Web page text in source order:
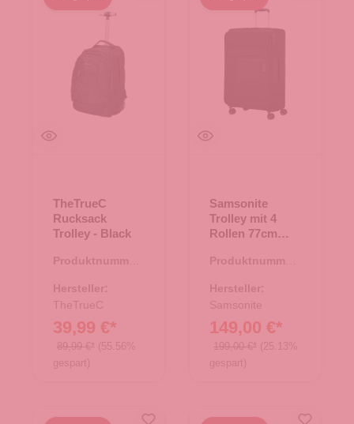
TheTrueC
Rucksack
Trolley - Black
Produktnummer:
Hersteller:
TheTrueC
39,99 €*
89,99 €* (55.56%
gespart)
Samsonite
Trolley mit 4
Rollen 77cm
Black
Produktnummer:
Hersteller:
Samsonite
149,00 €*
199,00 €* (25.13%
gespart)